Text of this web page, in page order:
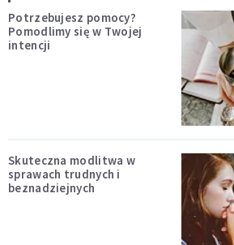
Potrzebujesz pomocy?
Pomodlimy się w Twojej
intencji
Skuteczna modlitwa w
sprawach trudnych i
beznadziejnych